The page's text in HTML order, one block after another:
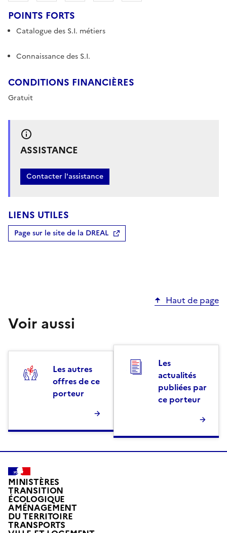
POINTS FORTS
Catalogue des S.I. métiers
Connaissance des S.I.
CONDITIONS FINANCIÈRES
Gratuit
ASSISTANCE
Contacter l'assistance
LIENS UTILES
Page sur le site de la DREAL
Haut de page
Voir aussi
Les autres
offres de ce
porteur
Les
actualités
publiées par
ce porteur
MINISTÈRES
TRANSITION
ÉCOLOGIQUE
AMÉNAGEMENT
DU TERRITOIRE
TRANSPORTS